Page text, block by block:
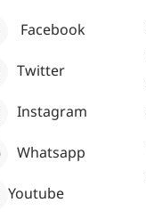
Facebook
Twitter
Instagram
Whatsapp
Youtube